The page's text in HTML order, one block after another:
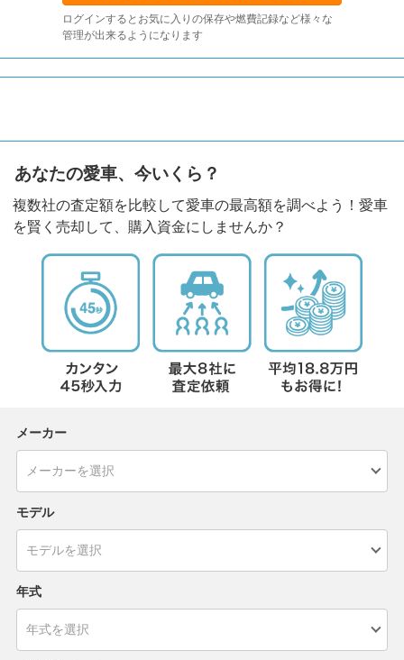
ログインするとお気に入りの保存や燃費記録など様々な
管理が出来るようになります
あなたの愛車、今いくら？
複数社の査定額を比較して愛車の最高額を調べよう！愛車
を賢く売却して、購入資金にしませんか？
メーカー
モデル
年式